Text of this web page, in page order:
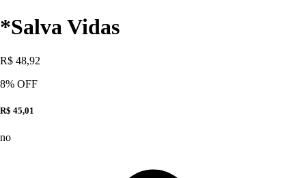
*Salva Vidas
R$ 48,92
8% OFF
R$ 45,01
no